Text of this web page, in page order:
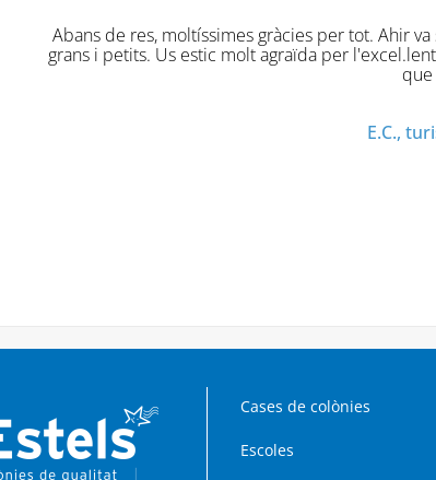
Abans de res, moltíssimes gràcies per tot. Ahir va ser
grans i petits. Us estic molt agraïda per l'excel.lent
que
E.C., turisme
Cases de colònies
Escoles